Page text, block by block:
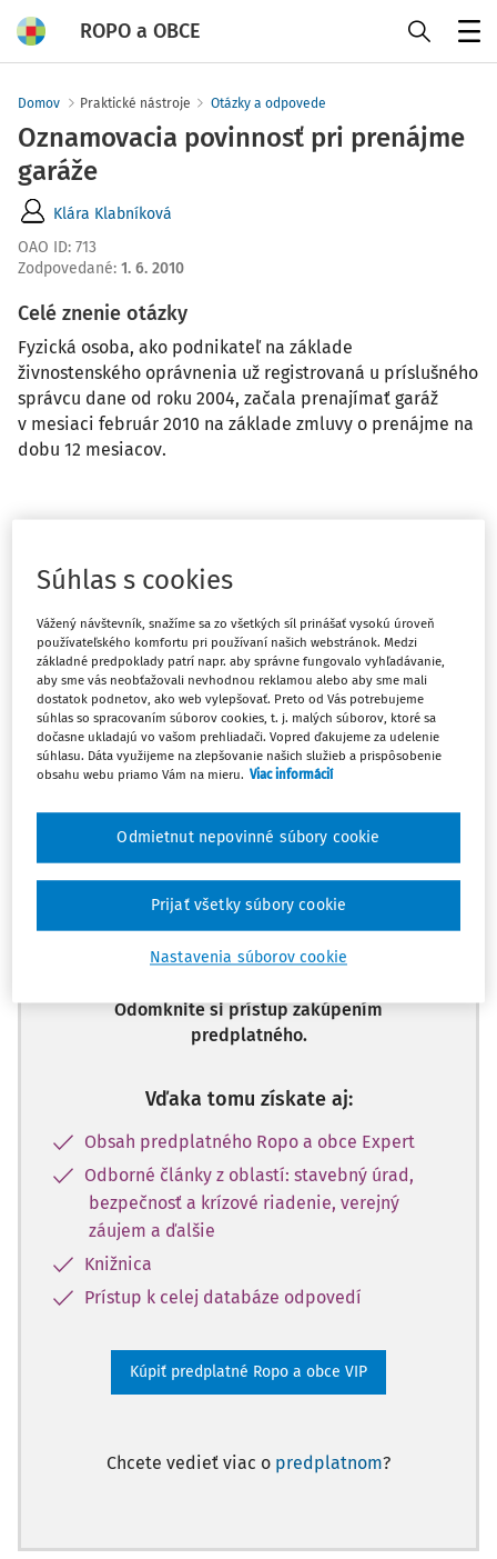
ROPO a OBCE
Domov Praktické nástroje Otázky a odpovede
Oznamovacia povinnosť pri prenájme
garáže
Klára Klabníková
OAO ID: 713
Zodpovedané: 1. 6. 2010
Celé znenie otázky
Fyzická osoba, ako podnikateľ na základe
živnostenského oprávnenia už registrovaná u príslušného
správcu dane od roku 2004, začala prenajímať garáž
v mesiaci február 2010 na základe zmluvy o prenájme na
dobu 12 mesiacov.
a poplatkov a o zmenách v sústave územných finančných
dane?
Odpoveď
Máte predplatné?
Tento dokument je len pre
predplatiteľov Ropo a obce VIP.
Odomknite si prístup zakúpením
predplatného.
Vďaka tomu získate aj:
Obsah predplatného Ropo a obce Expert
Odborné články z oblastí: stavebný úrad,
bezpečnosť a krízové riadenie, verejný
záujem a ďalšie
Knižnica
Prístup k celej databáze odpovedí
Kúpiť predplatné Ropo a obce VIP
Chcete vedieť viac o predplatnom?
Súhlas s cookies
Vážený návštevník, snažíme sa zo všetkých síl prinášať vysokú úroveň
používateľského komfortu pri používaní našich webstránok. Medzi
základné predpoklady patrí napr. aby správne fungovalo vyhľadávanie,
aby sme vás neobťažovali nevhodnou reklamou alebo aby sme mali
dostatok podnetov, ako web vylepšovať. Preto od Vás potrebujeme
súhlas so spracovaním súborov cookies, t. j. malých súborov, ktoré sa
dočasne ukladajú vo vašom prehliadači. Vopred ďakujeme za udelenie
súhlasu. Dáta využijeme na zlepšovanie našich služieb a prispôsobenie
obsahu webu priamo Vám na mieru. Viac informácií
Nastavenia súborov cookie
Odmietnut nepovinné súbory cookie
Prijať všetky súbory cookie